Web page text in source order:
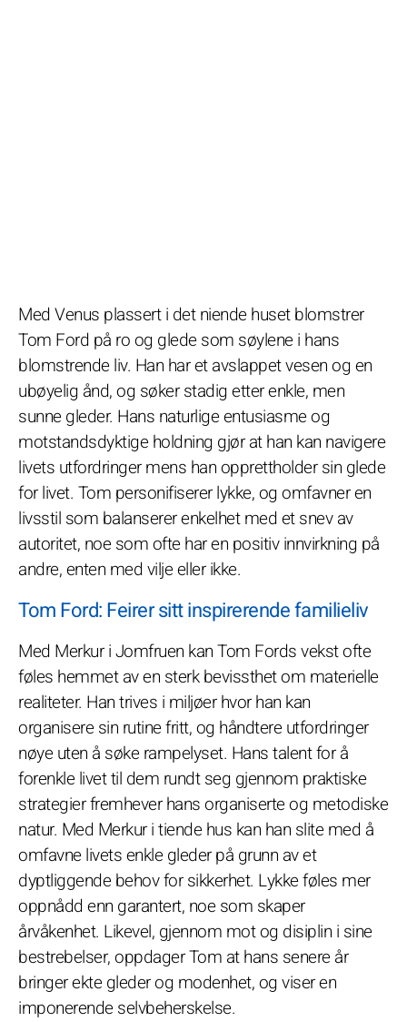
Med Venus plassert i det niende huset blomstrer
Tom Ford på ro og glede som søylene i hans
blomstrende liv. Han har et avslappet vesen og en
ubøyelig ånd, og søker stadig etter enkle, men
sunne gleder. Hans naturlige entusiasme og
motstandsdyktige holdning gjør at han kan navigere
livets utfordringer mens han opprettholder sin glede
for livet. Tom personifiserer lykke, og omfavner en
livsstil som balanserer enkelhet med et snev av
autoritet, noe som ofte har en positiv innvirkning på
andre, enten med vilje eller ikke.
Tom Ford: Feirer sitt inspirerende familieliv
Med Merkur i Jomfruen kan Tom Fords vekst ofte
føles hemmet av en sterk bevissthet om materielle
realiteter. Han trives i miljøer hvor han kan
organisere sin rutine fritt, og håndtere utfordringer
nøye uten å søke rampelyset. Hans talent for å
forenkle livet til dem rundt seg gjennom praktiske
strategier fremhever hans organiserte og metodiske
natur. Med Merkur i tiende hus kan han slite med å
omfavne livets enkle gleder på grunn av et
dyptliggende behov for sikkerhet. Lykke føles mer
oppnådd enn garantert, noe som skaper
årvåkenhet. Likevel, gjennom mot og disiplin i sine
bestrebelser, oppdager Tom at hans senere år
bringer ekte gleder og modenhet, og viser en
imponerende selvbeherskelse.